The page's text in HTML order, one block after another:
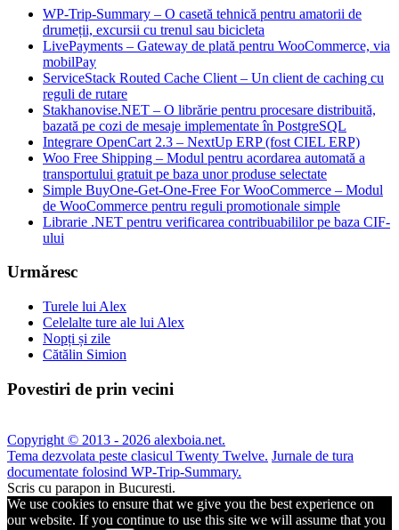
WP-Trip-Summary – O casetă tehnică pentru amatorii de
drumeții, excursii cu trenul sau bicicleta
LivePayments – Gateway de plată pentru WooCommerce, via
mobilPay
ServiceStack Routed Cache Client – Un client de caching cu
reguli de rutare
Stakhanovise.NET – O librărie pentru procesare distribuită,
bazată pe cozi de mesaje implementate în PostgreSQL
Integrare OpenCart 2.3 – NextUp ERP (fost CIEL ERP)
Woo Free Shipping – Modul pentru acordarea automată a
transportului gratuit pe baza unor produse selectate
Simple BuyOne-Get-One-Free For WooCommerce – Modul
de WooCommerce pentru reguli promotionale simple
Librarie .NET pentru verificarea contribuabililor pe baza CIF-
ului
Urmăresc
Turele lui Alex
Celelalte ture ale lui Alex
Nopți și zile
Cătălin Simion
Povestiri de prin vecini
Copyright © 2013 - 2026 alexboia.net.
Tema dezvolata peste clasicul Twenty Twelve. Jurnale de tura
documentate folosind WP-Trip-Summary.
Scris cu parapon in Bucuresti.
We use cookies to ensure that we give you the best experience on
our website. If you continue to use this site we will assume that you